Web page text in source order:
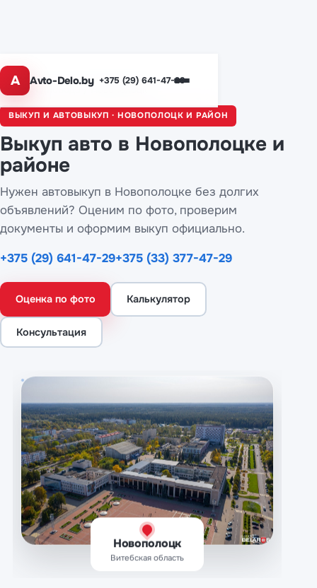
A Avto-Delo.by +375 (29) 641-47-29
Главная / Новополоцк
ВЫКУП И АВТОВЫКУП · НОВОПОЛОЦК И РАЙОН
Выкуп авто в Новополоцке и
районе
Нужен автовыкуп в Новополоцке без долгих
объявлений? Оценим по фото, проверим
документы и оформим выкуп официально.
+375 (29) 641-47-29+375 (33) 377-47-29
Оценка по фото Калькулятор
Консультация
Новополоцк
Витебская область